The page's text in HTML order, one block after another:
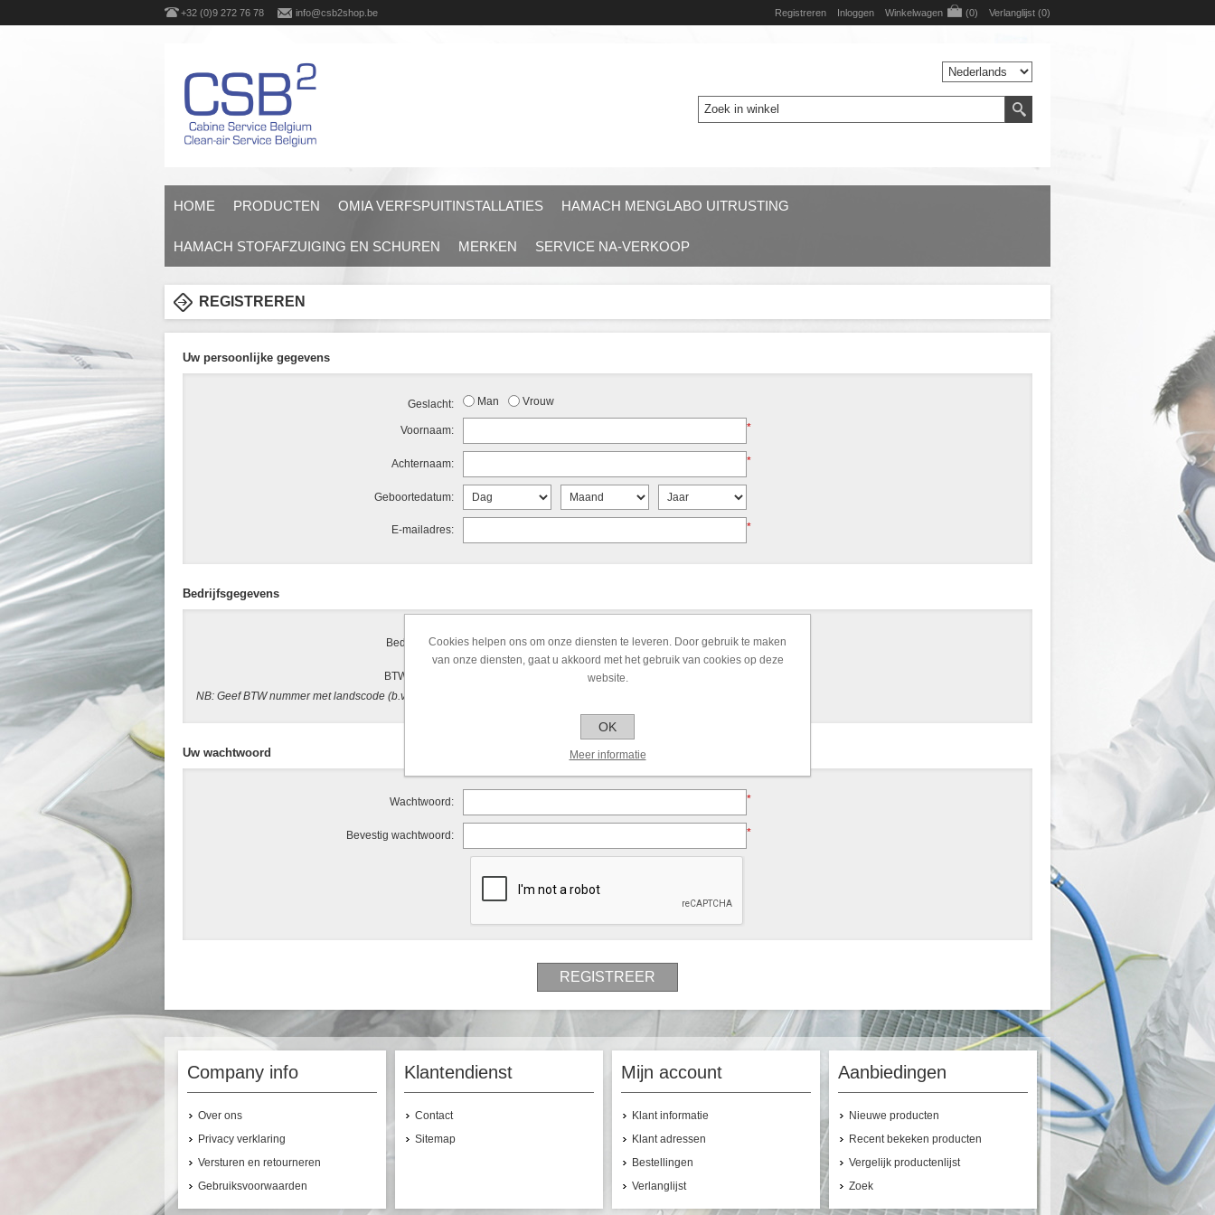
+32 (0)9 272 76 78 info@csb2shop.be Registreren Inloggen Winkelwagen (0) Verlanglijst (0)
HOME PRODUCTEN OMIA VERFSPUITINSTALLATIES HAMACH MENGLABO UITRUSTING
HAMACH STOFAFZUIGING EN SCHUREN MERKEN SERVICE NA-VERKOOP
REGISTREREN
Uw persoonlijke gegevens
Geslacht: Man Vrouw
Voornaam: *
Achternaam: *
Geboortedatum:
E-mailadres: *
Bedrijfsgegevens
Bedrijfsnaam:
BTW nummer:
NB: Geef BTW nummer met landscode (b.v. NL 1111 11 111)
Uw wachtwoord
Wachtwoord: *
Bevestig wachtwoord: *
Company info
Over ons
Privacy verklaring
Versturen en retourneren
Gebruiksvoorwaarden
Klantendienst
Contact
Sitemap
Mijn account
Klant informatie
Klant adressen
Bestellingen
Verlanglijst
Aanbiedingen
Nieuwe producten
Recent bekeken producten
Vergelijk productenlijst
Zoek
Cookies helpen ons om onze diensten te leveren. Door gebruik te maken
van onze diensten, gaat u akkoord met het gebruik van cookies op deze
website.
OK
Meer informatie